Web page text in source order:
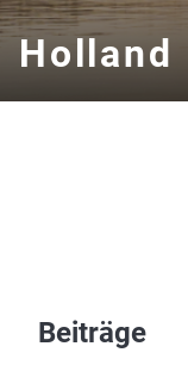
Holland
Beiträge